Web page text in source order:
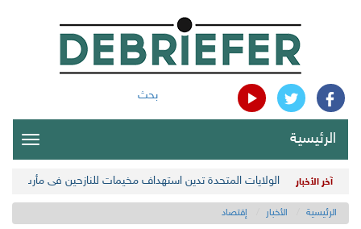
بحث
الرئيسية
آخر الأخبار الولايات المتحدة تدين استهداف مخيمات للنازحين في مأرب
الرئيسية الأخبار إقتصاد